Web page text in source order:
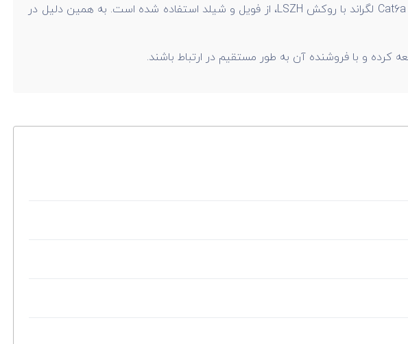
عنوان SFTP استفاده شده در نام این محصول نشان دهنده نوع این کابل شبکه است. در ساختار کابل شبکه Cat6a لگراند با روکش LSZH، از فویل و شیلد استفاده شده است. به همین دلیل در